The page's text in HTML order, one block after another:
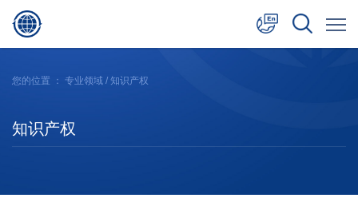
您的位置 ： 专业领域 / 知识产权
知识产权